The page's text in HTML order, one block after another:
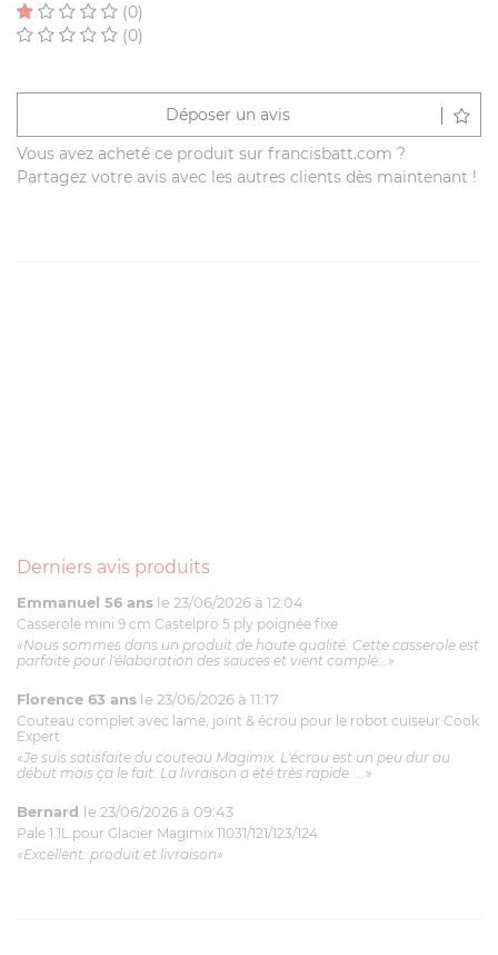
(0)
(0)
Déposer un avis
Vous avez acheté ce produit sur francisbatt.com ?
Partagez votre avis avec les autres clients dès maintenant !
Derniers avis produits
Emmanuel 56 ans le 23/06/2026 à 12:04
Casserole mini 9 cm Castelpro 5 ply poignée fixe
«Nous sommes dans un produit de haute qualité. Cette casserole est
parfaite pour l'élaboration des sauces et vient complé...»
Florence 63 ans le 23/06/2026 à 11:17
Couteau complet avec lame, joint & écrou pour le robot cuiseur Cook
Expert
«Je suis satisfaite du couteau Magimix. L'écrou est un peu dur au
début mais ça le fait. La livraison a été très rapide. ...»
Bernard le 23/06/2026 à 09:43
Pale 1.1L pour Glacier Magimix 11031/121/123/124
«Excellent: produit et livraison»